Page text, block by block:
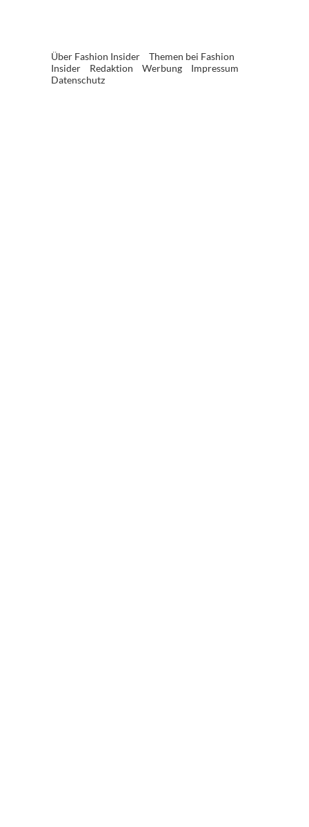
Über Fashion Insider
Themen bei Fashion
Insider
Redaktion Werbung
Impressum
Datenschutz